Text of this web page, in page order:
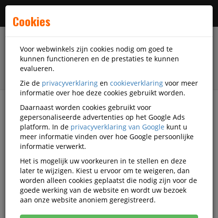
filter
Papierwaren Etiketten Adresetiketten
Adresetiketten
Populariteit
Cookies
Voor webwinkels zijn cookies nodig om goed te
kunnen functioneren en de prestaties te kunnen
evalueren.
Zie de privacyverklaring en cookieverklaring voor meer
informatie over hoe deze cookies gebruikt worden.
Daarnaast worden cookies gebruikt voor
gepersonaliseerde advertenties op het Google Ads
platform. In de privacyverklaring van Google kunt u
meer informatie vinden over hoe Google persoonlijke
informatie verwerkt.
Het is mogelijk uw voorkeuren in te stellen en deze
later te wijzigen. Kiest u ervoor om te weigeren, dan
worden alleen cookies geplaatst die nodig zijn voor de
goede werking van de website en wordt uw bezoek
aan onze website anoniem geregistreerd.